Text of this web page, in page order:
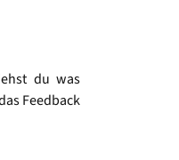
du was
Feedback